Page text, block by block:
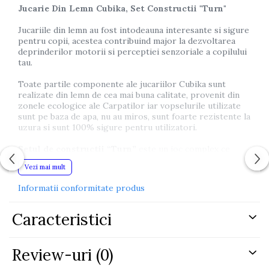
Jucarie Din Lemn Cubika, Set Constructii "Turn"
Jucariile din lemn au fost intodeauna interesante si sigure
pentru copii, acestea contribuind major la dezvoltarea
deprinderilor motorii si perceptiei senzoriale a copilului
tau.
Toate partile componente ale jucariilor Cubika sunt
realizate din lemn de cea mai buna calitate, provenit din
zonele ecologice ale Carpatilor iar vopselurile utilizate
sunt pe baza de apa, nu au miros, sunt foarte rezistente la
uzura si sunt 100% sigure pentru utilizatori.
poate ajuta semnificativ copilul tau in procesul de
invatare a culorilor si a formelor, sporindu-i dexteritatea,
sa invete sa potriveasca formele urmand exemplul din
aceasta jucarie!
astfel incat copilul dumnevoastra sa se poata juca in
siguranta.
Vezi mai mult
Informatii conformitate produs
Caracteristici
Review-uri (0)